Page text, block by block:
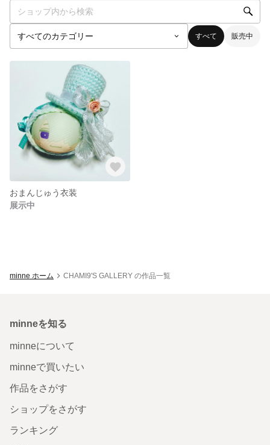
すべて 販売中
おまんじゅう衣装
展示中
minne ホーム CHAMI9'S GALLERY の作品一覧
minneを知る
minneについて
minneで買いたい
作品をさがす
ショップをさがす
ランキング